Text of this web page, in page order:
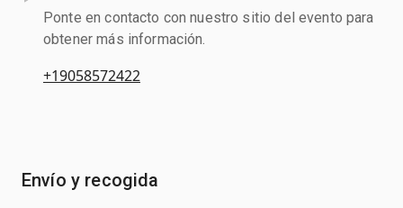
Ponte en contacto con nuestro sitio del evento para
obtener más información.
+19058572422
Envío y recogida